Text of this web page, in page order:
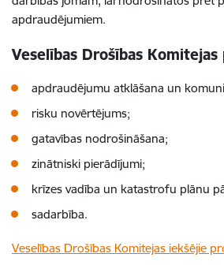
apdraudējumiem.
Veselības Drošības
apdraudējumu atklāšana un
risku novērtējums;
gatavības nodrošināšana;
zinātniski pierādījumi;
krīzes vadība un katastrofu plānu
sadarbība.
Veselības Drošības Komitejas iekšējie